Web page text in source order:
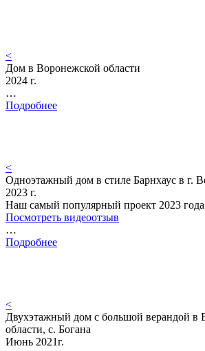
<
Дом в Воронежской области
2024 г.
…
Подробнее
<
Одноэтажный дом в стиле Барнхаус в г.
2023 г.
Наш самый популярный проект 2023
Посмотреть видеоотзыв
…
Подробнее
<
Двухэтажный дом с большой верандой в
области, с. Богана
Июнь 2021г.